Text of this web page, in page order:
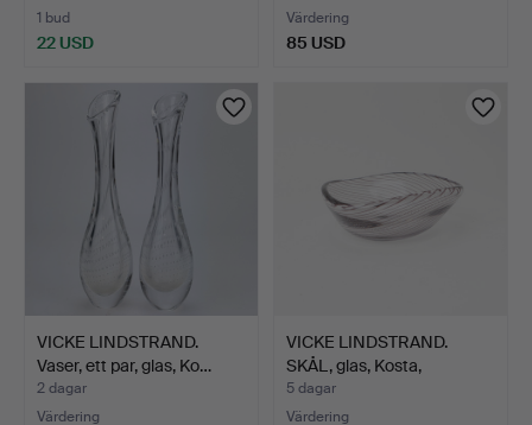
1 bud
22 USD
Värdering
85 USD
VICKE LINDSTRAND.
Vaser, ett par, glas, Ko…
2 dagar
Värdering
VICKE LINDSTRAND.
SKÅL, glas, Kosta,
numme…
5 dagar
Värdering